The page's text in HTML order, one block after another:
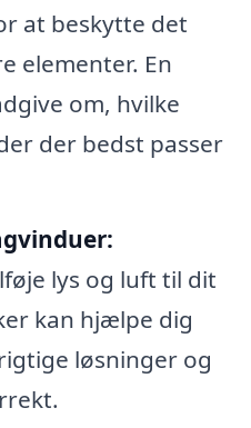
at beskytte det
elementer. En
om, hvilke
der bedst passer
lys og luft til dit
kan hjælpe dig
løsninger og